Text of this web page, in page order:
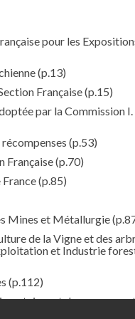
pour les
(p.13)
Française(p.15)
par la Commission I.
(p.53)
Française(p.70)
(p.85)
Mines et Métallurgie
de la Vigne et des
et Industrie
(p.112)
et de